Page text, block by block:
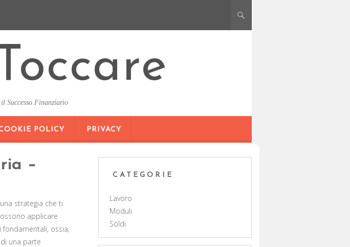
Successo Finanziario
POLICY PRIVACY
–
strategia che ti
applicare
fondamentali, ossia,
una parte
CATEGORIE
Lavoro
Moduli
Soldi